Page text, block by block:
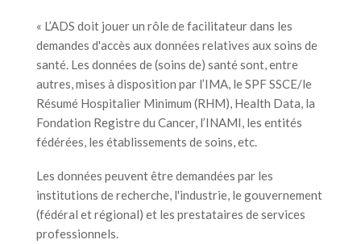
« L’ADS doit jouer un rôle de facilitateur dans les
demandes d'accès aux données relatives aux soins de
santé. Les données de (soins de) santé sont, entre
autres, mises à disposition par l’IMA, le SPF SSCE/le
Résumé Hospitalier Minimum (RHM), Health Data, la
Fondation Registre du Cancer, l’INAMI, les entités
fédérées, les établissements de soins, etc.
Les données peuvent être demandées par les
institutions de recherche, l'industrie, le gouvernement
(fédéral et régional) et les prestataires de services
professionnels.